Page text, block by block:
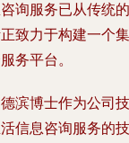
询服务已从传统
致力于构建一个
务平台。
滨博士作为公司
信息咨询服务的